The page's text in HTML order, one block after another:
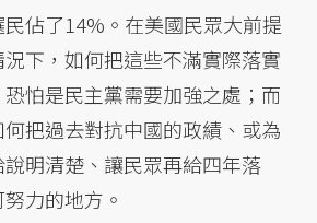
佔了14%。在美國民眾大前提
下，如何把這些不滿實際落實
怕是民主黨需要加強之處；而
把過去對抗中國的政績、或為
明清楚、讓民眾再給四年落
力的地方。